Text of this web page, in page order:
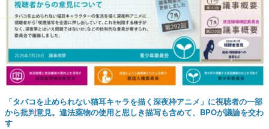
「タバコを止められない猫耳キャラを描く深夜枠アニメ」に視聴者の一部
から批判意見。違法薬物の使用と思しき描写も含めて、BPOが議論を交わ
す